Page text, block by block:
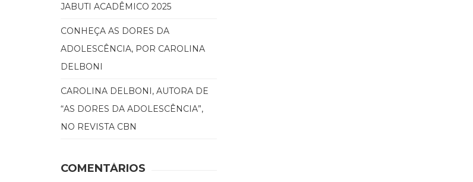
JABUTI ACADÊMICO 2025
CONHEÇA AS DORES DA
ADOLESCÊNCIA, POR CAROLINA
DELBONI
CAROLINA DELBONI, AUTORA DE
“AS DORES DA ADOLESCÊNCIA”,
NO REVISTA CBN
COMENTÁRIOS